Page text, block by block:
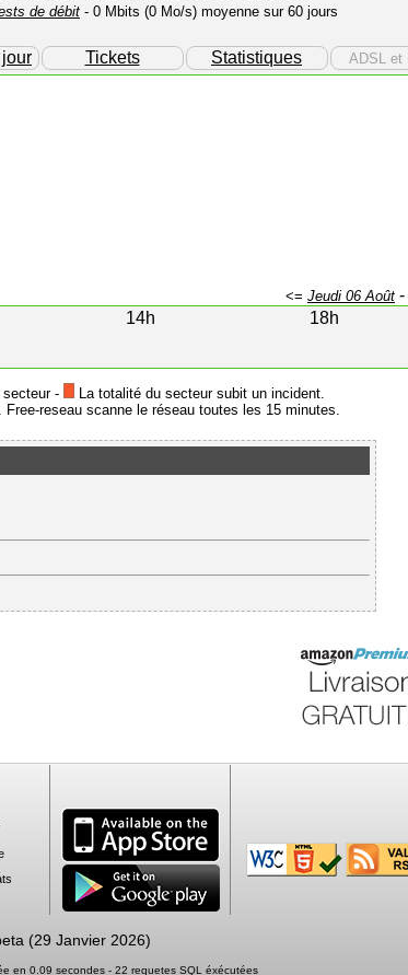
de débit - 0 Mbits (0 Mo/s) moyenne sur 60 jours
jour Tickets Statistiques
<= Jeudi 06 Août -
14h 18h
-
La totalité du secteur subit un incident.
reseau scanne le réseau toutes les 15 minutes.
(29 Janvier 2026)
en 0.09 secondes - 22 requetes SQL éxécutées